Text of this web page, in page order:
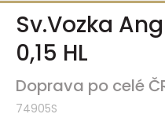
Přejít
obsahSv.Vozka
0,15 HL
Doprava po celé
74905S